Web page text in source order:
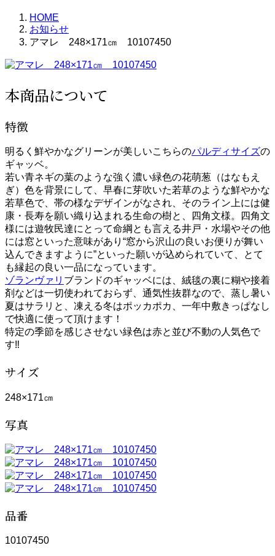
HOME
お知らせ
アマレ 248×171㎝ 10107450
本商品について
特徴
明るく鮮やかなグリーンが美しいこちらのパルディサイズの
ギャッベ。
若い青ネギの葉のような強く濃い緑色の花萌葱（はなもえ
ぎ）色を背景にして、早春に芽吹いた若草のような鮮やかな
若草色で、帯の様なデザインがなされ、そのライン上には健
康・長寿を願い織り込まれる生命の樹と、四角文様。四角文
様には遊牧民達にとって命綱とも言える井戸・水場やその他
には窓といった意味があり“窓から沢山の良いお便りが舞い
込んできますように”といった願いが込められていて、とて
も縁起の良い一品になっています。
ゾランヴァリ ブランドのギャッベには、絨毯の裏に糊や接着
剤などは一切使われておらず、通気性抜群なので、蒸し暑い
夏はサラリと、凍える冬はポッカポカ、一年中敷きっぱなし
で快適に使って頂けます！
特定の季節を感じさせない緑色は赤と並び不動の人気色で
す‼
サイズ
248×171㎝
写真
品番
10107450